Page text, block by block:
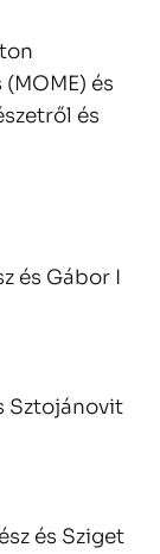
és
és
és Gábor I
Sztojánovit
és Sziget